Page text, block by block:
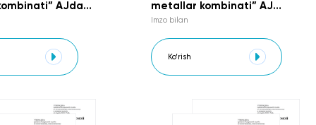
AJda
qarshi tartib-
va nazorat qilish
metallar kombinati” AJ
faoliyatida korrupsiyaviy xavf-
USLUBIYOTI
Imzo bilan
Ko‘rish